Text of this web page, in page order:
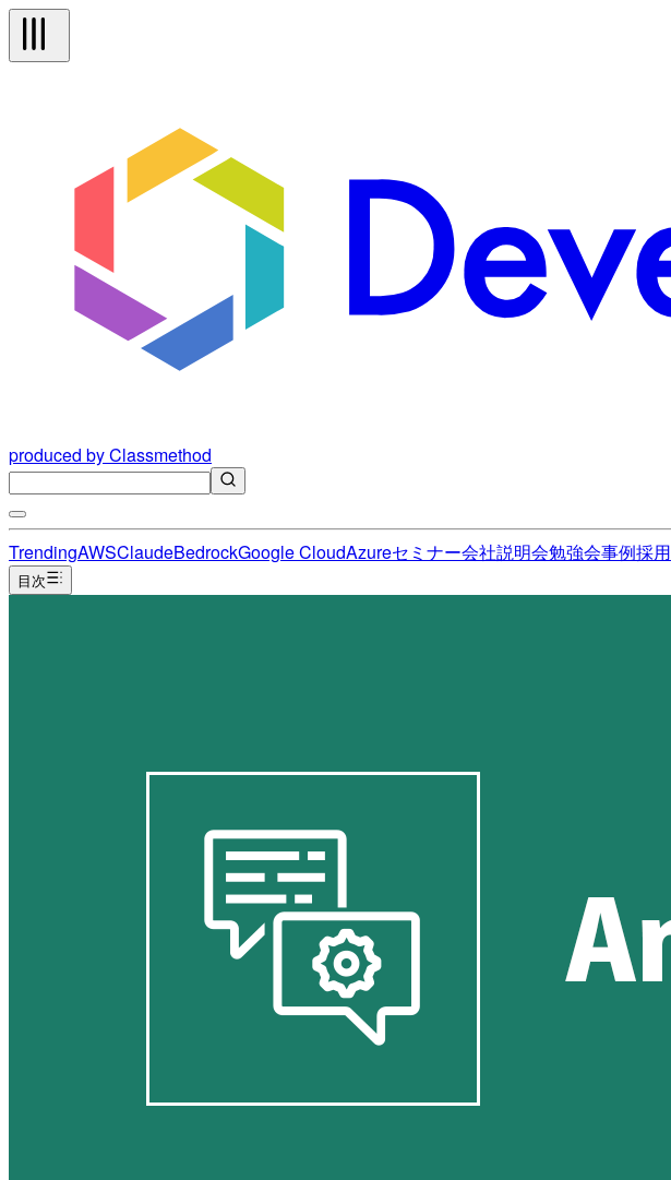
produced by Classmethod
TrendingAWSClaudeBedrockGoogle CloudAzureセミナー会社説明会勉強会事例採用
目次